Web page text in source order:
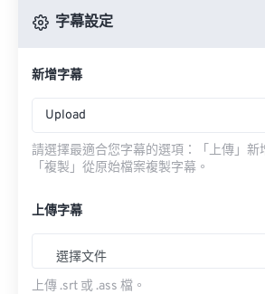
字幕設定
新增字幕
Upload
請選擇最適合您字幕的選項：「上傳」新
「複製」從原始檔案複製字幕。
上傳字幕
選擇文件
上傳 .srt 或 .ass 檔。